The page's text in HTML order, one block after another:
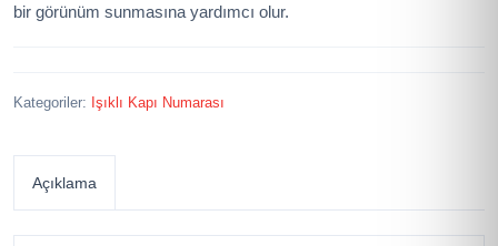
bir görünüm sunmasına yardımcı olur.
Kategoriler: Işıklı Kapı Numarası
Açıklama